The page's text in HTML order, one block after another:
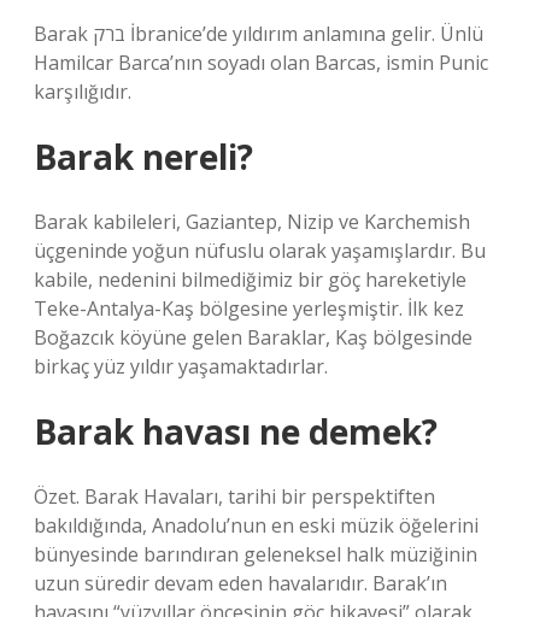
Barak ברק İbranice’de yıldırım anlamına gelir. Ünlü
Hamilcar Barca’nın soyadı olan Barcas, ismin Punic
karşılığıdır.
Barak nereli?
Barak kabileleri, Gaziantep, Nizip ve Karchemish
üçgeninde yoğun nüfuslu olarak yaşamışlardır. Bu
kabile, nedenini bilmediğimiz bir göç hareketiyle
Teke-Antalya-Kaş bölgesine yerleşmiştir. İlk kez
Boğazcık köyüne gelen Baraklar, Kaş bölgesinde
birkaç yüz yıldır yaşamaktadırlar.
Barak havası ne demek?
Özet. Barak Havaları, tarihi bir perspektiften
bakıldığında, Anadolu’nun en eski müzik öğelerini
bünyesinde barındıran geleneksel halk müziğinin
uzun süredir devam eden havalarıdır. Barak’ın